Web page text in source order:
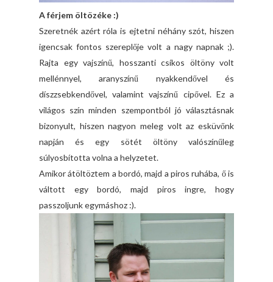
A férjem öltözéke :)
Szeretnék azért róla is ejtetni néhány szót, hiszen
igencsak fontos szereplője volt a nagy napnak ;).
Rajta egy vajszínű, hosszanti csíkos öltöny volt
mellénnyel, aranyszínű nyakkendővel és
díszzsebkendővel, valamint vajszínű cipővel. Ez a
világos szín minden szempontból jó választásnak
bizonyult, hiszen nagyon meleg volt az esküvőnk
napján és egy sötét öltöny valószínűleg
súlyosbította volna a helyzetet.
Amikor átöltöztem a bordó, majd a piros ruhába, ő is
váltott egy bordó, majd piros ingre, hogy
passzoljunk egymáshoz :).